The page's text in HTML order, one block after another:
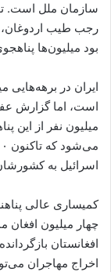
سازمان ملل است.
رجب طیب اردوغان،
بود میلیون‌ها
ایران در برهه‌هایی
میلیون نفر از این
اسرائیل به
کمیساری عالی
چهار میلیون افغان
افغانستان
اخراج مهاجران